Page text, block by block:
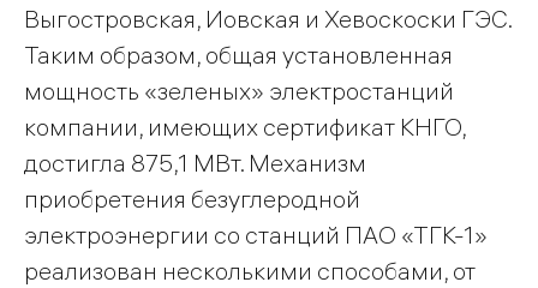
Выгостровская, Иовская и Хевоскоски ГЭС.
Таким образом, общая установленная
мощность «зеленых» электростанций
компании, имеющих сертификат КНГО,
достигла 875,1 МВт. Механизм
приобретения безуглеродной
электроэнергии со станций ПАО «ТГК-1»
реализован несколькими способами, от